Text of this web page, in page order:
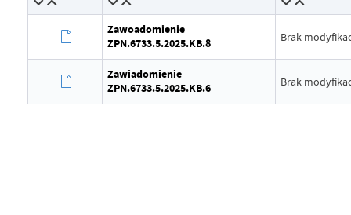
Data opublikowania 2025-05-
Opublikował
Data ostatniej aktualizacji Brak
Zawoadomienie
ZPN.6733.5.2025.KB.8
Brak
Zawiadomienie
ZPN.6733.5.2025.KB.6
Brak